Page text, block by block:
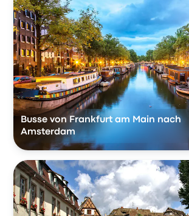
Busse von Frankfurt am Main nach
Amsterdam